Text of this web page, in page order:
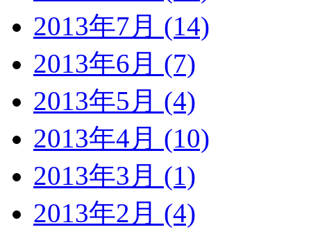
2013年7月 (14)
2013年6月 (7)
2013年5月 (4)
2013年4月 (10)
2013年3月 (1)
2013年2月 (4)